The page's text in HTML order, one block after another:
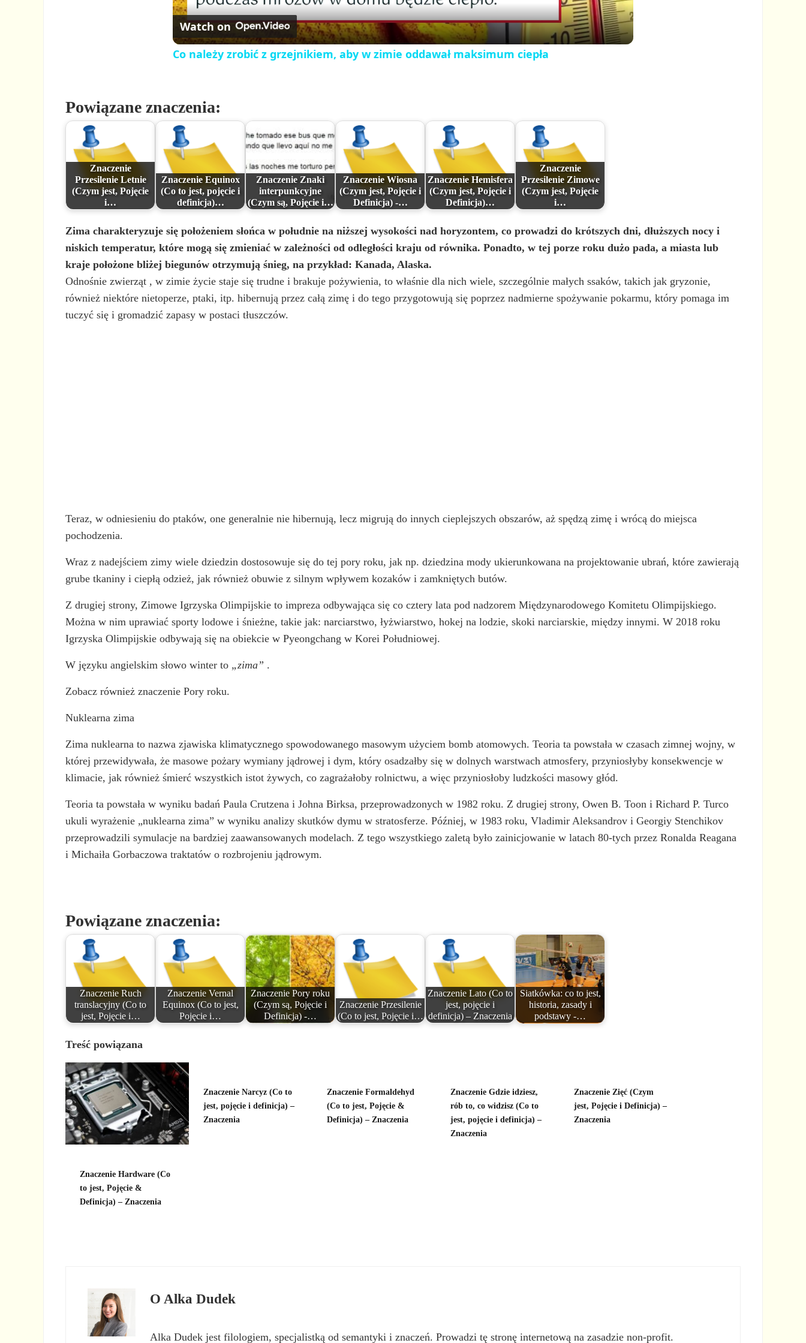
a
y
e
Watch on
Co należy zrobić z grzejnikiem, aby w zimie oddawał maksimum ciepła
Powiązane znaczenia:
Znaczenie
Przesilenie Letnie
(Czym jest, Pojęcie
i…
Znaczenie Equinox
(Co to jest, pojęcie i
definicja)…
Znaczenie Znaki
interpunkcyjne
(Czym są, Pojęcie i…
Znaczenie Wiosna
(Czym jest, Pojęcie i
Definicja) -…
Znaczenie Hemisfera
(Czym jest, Pojęcie i
Definicja)…
Znaczenie
Przesilenie Zimowe
(Czym jest, Pojęcie
i…
Zima charakteryzuje się położeniem słońca w południe na niższej wysokości nad horyzontem, co prowadzi do krótszych dni, dłuższych nocy i
niskich temperatur, które mogą się zmieniać w zależności od odległości kraju od równika. Ponadto, w tej porze roku dużo pada, a miasta lub
kraje położone bliżej biegunów otrzymują śnieg, na przykład: Kanada, Alaska.
Odnośnie zwierząt , w zimie życie staje się trudne i brakuje pożywienia, to właśnie dla nich wiele, szczególnie małych ssaków, takich jak gryzonie,
również niektóre nietoperze, ptaki, itp. hibernują przez całą zimę i do tego przygotowują się poprzez nadmierne spożywanie pokarmu, który pomaga im
tuczyć się i gromadzić zapasy w postaci tłuszczów.
Teraz, w odniesieniu do ptaków, one generalnie nie hibernują, lecz migrują do innych cieplejszych obszarów, aż spędzą zimę i wrócą do miejsca
pochodzenia.
Wraz z nadejściem zimy wiele dziedzin dostosowuje się do tej pory roku, jak np. dziedzina mody ukierunkowana na projektowanie ubrań, które zawierają
grube tkaniny i ciepłą odzież, jak również obuwie z silnym wpływem kozaków i zamkniętych butów.
Z drugiej strony, Zimowe Igrzyska Olimpijskie to impreza odbywająca się co cztery lata pod nadzorem Międzynarodowego Komitetu Olimpijskiego.
Można w nim uprawiać sporty lodowe i śnieżne, takie jak: narciarstwo, łyżwiarstwo, hokej na lodzie, skoki narciarskie, między innymi. W 2018 roku
Igrzyska Olimpijskie odbywają się na obiekcie w Pyeongchang w Korei Południowej.
W języku angielskim słowo winter to „zima” .
Zobacz również znaczenie Pory roku.
Nuklearna zima
Zima nuklearna to nazwa zjawiska klimatycznego spowodowanego masowym użyciem bomb atomowych. Teoria ta powstała w czasach zimnej wojny, w
której przewidywała, że masowe pożary wymiany jądrowej i dym, który osadzałby się w dolnych warstwach atmosfery, przyniosłyby konsekwencje w
klimacie, jak również śmierć wszystkich istot żywych, co zagrażałoby rolnictwu, a więc przyniosłoby ludzkości masowy głód.
Teoria ta powstała w wyniku badań Paula Crutzena i Johna Birksa, przeprowadzonych w 1982 roku. Z drugiej strony, Owen B. Toon i Richard P. Turco
ukuli wyrażenie „nuklearna zima” w wyniku analizy skutków dymu w stratosferze. Później, w 1983 roku, Vladimir Aleksandrov i Georgiy Stenchikov
przeprowadzili symulacje na bardziej zaawansowanych modelach. Z tego wszystkiego zaletą było zainicjowanie w latach 80-tych przez Ronalda Reagana
i Michaiła Gorbaczowa traktatów o rozbrojeniu jądrowym.
Powiązane znaczenia:
Znaczenie Ruch
translacyjny (Co to
jest, Pojęcie i…
Znaczenie Vernal
Equinox (Co to jest,
Pojęcie i…
Znaczenie Pory roku
(Czym są, Pojęcie i
Definicja) -…
Znaczenie Przesilenie
(Co to jest, Pojęcie i…
Znaczenie Lato (Co to
jest, pojęcie i
definicja) – Znaczenia
Siatkówka: co to jest,
historia, zasady i
podstawy -…
Treść powiązana
Znaczenie Hardware (Co
to jest, Pojęcie &
Definicja) – Znaczenia
Znaczenie Narcyz (Co to
jest, pojęcie i definicja) –
Znaczenia
Znaczenie Formaldehyd
(Co to jest, Pojęcie &
Definicja) – Znaczenia
Znaczenie Gdzie idziesz,
rób to, co widzisz (Co to
jest, pojęcie i definicja) –
Znaczenia
Znaczenie Zięć (Czym
jest, Pojęcie i Definicja) –
Znaczenia
OAlka Dudek
Alka Dudek jest filologiem, specjalistką od semantyki i znaczeń. Prowadzi tę stronę internetową na zasadzie non-profit.